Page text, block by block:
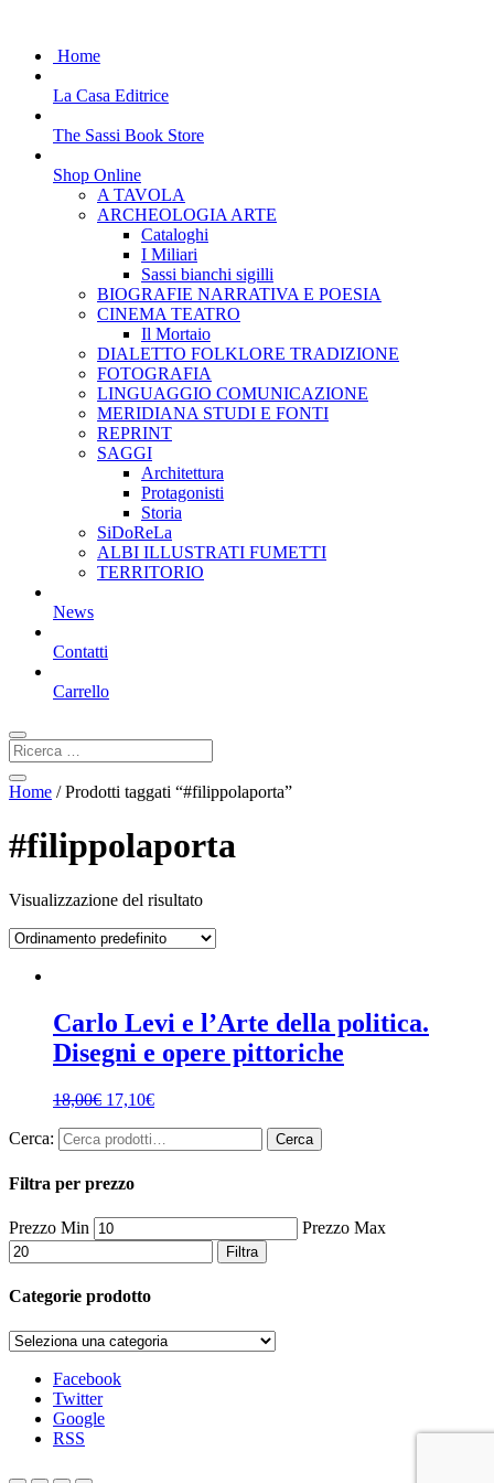
Home
La Casa Editrice
The Sassi Book Store
Shop Online
A TAVOLA
ARCHEOLOGIA ARTE
Cataloghi
I Miliari
Sassi bianchi sigilli
BIOGRAFIE NARRATIVA E POESIA
CINEMA TEATRO
Il Mortaio
DIALETTO FOLKLORE TRADIZIONE
FOTOGRAFIA
LINGUAGGIO COMUNICAZIONE
MERIDIANA STUDI E FONTI
REPRINT
SAGGI
Architettura
Protagonisti
Storia
SiDoReLa
ALBI ILLUSTRATI FUMETTI
TERRITORIO
News
Contatti
Carrello
Home / Prodotti taggati “#filippolaporta”
#filippolaporta
Visualizzazione del risultato
Carlo Levi e l’Arte della politica.
Disegni e opere pittoriche
18,00€ 17,10€
Cerca: Cerca
Filtra per prezzo
Prezzo Min Prezzo Max
Filtra
Categorie prodotto
Facebook
Twitter
Google
RSS